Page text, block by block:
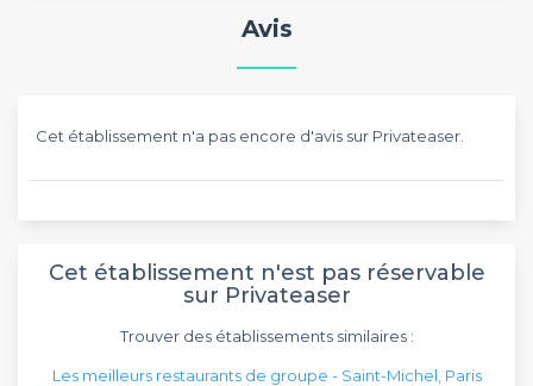
Avis
Cet établissement n'a pas encore d'avis sur Privateaser.
Cet établissement n'est pas réservable
sur Privateaser
Trouver des établissements similaires :
Les meilleurs restaurants de groupe - Saint-Michel, Paris